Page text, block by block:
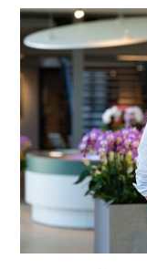
dem
um seine
der